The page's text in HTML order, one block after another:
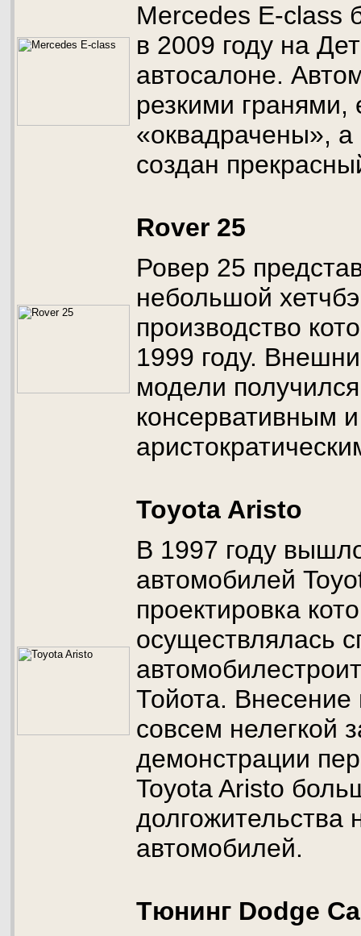
Mercedes E-class
в 2009 году на
автосалоне.
резкими
«оквадрачены»,
создан
Rover 25
Ровер 25
небольшой
производство
1999 году.
модели
консервативным и
Toyota Aristo
В 1997 году
автомобилей
проектировка
осуществлялась
Тойота.
совсем нелегкой
демонстрации
Toyota Aristo
долгожительства
автомобилей.
Тюнинг Dodge